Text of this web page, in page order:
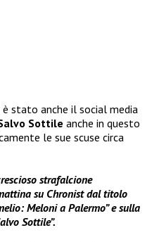
stato anche il social media
Sottile anche in questo
le sue scuse circa
strafalcione
su Chronist dal titolo
Meloni a Palermo” e sulla
Sottile”.